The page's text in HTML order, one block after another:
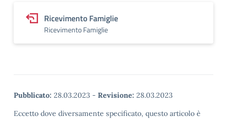
Ricevimento Famiglie
Ricevimento Famiglie
Pubblicato: 28.03.2023 - Revisione: 28.03.2023
Eccetto dove diversamente specificato, questo articolo è